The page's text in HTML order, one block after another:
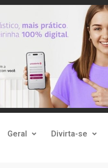
Geral Divirta-se